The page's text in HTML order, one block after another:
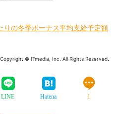
りの冬季ボーナス平均支給予定額
Copyright © ITmedia, Inc. All Rights Reserved.
LINE Hatena 1